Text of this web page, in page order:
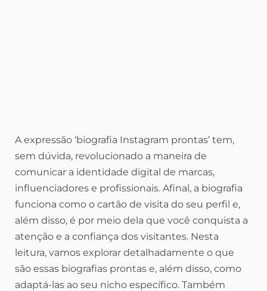
A expressão ‘biografia Instagram prontas’ tem,
sem dúvida, revolucionado a maneira de
comunicar a identidade digital de marcas,
influenciadores e profissionais. Afinal, a biografia
funciona como o cartão de visita do seu perfil e,
além disso, é por meio dela que você conquista a
atenção e a confiança dos visitantes. Nesta
leitura, vamos explorar detalhadamente o que
são essas biografias prontas e, além disso, como
adaptá-las ao seu nicho específico. Também